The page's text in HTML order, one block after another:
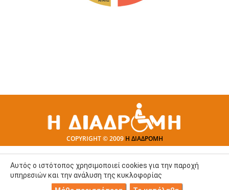
COPYRIGHT © 2009 Η ΔΙΑΔΡΟΜΗ
Αυτός ο ιστότοπος χρησιμοποιεί cookies για την παροχή
υπηρεσιών και την ανάλυση της κυκλοφορίας